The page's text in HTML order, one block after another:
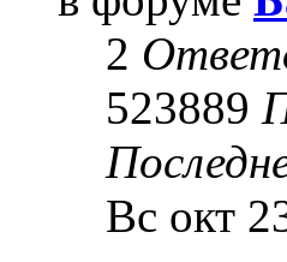
2
523889
Вс окт